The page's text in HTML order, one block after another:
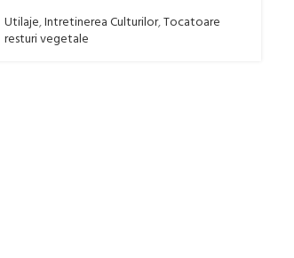
minim 80 CP
Utilaje,Intretinerea Culturilor,Tocatoare
resturi vegetale